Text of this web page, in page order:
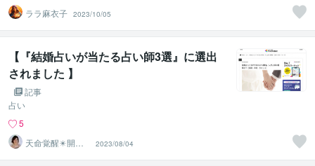
ララ麻衣子 2023/10/05
【『結婚占いが当たる占い師3選』に選出
されました 】
記事
占い
5
天命覚醒✴️開運
コンサルタント
☪️まさこ
2023/08/04